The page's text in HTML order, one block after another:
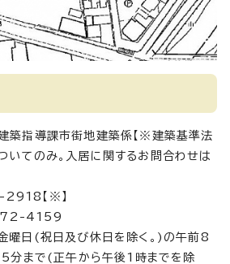
築指導課市街地建築係【※建築基準法
てのみ。入居に関するお問合わせは
【※】
972-4159
曜日(祝日及び休日を除く。)の午前8
分まで(正午から午後1時までを除